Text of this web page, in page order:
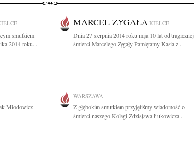
smutkiem
2014 roku...
MARCEL ZYGAŁA KIELCE
Dnia 27 sierpnia 2014 roku mija 10 lat od tragicznej
śmierci Marcelego Zygały Pamiętamy Kasia z...
Miodowicz
WARSZAWA
Z głębokim smutkiem przyjęliśmy wiadomość o
śmierci naszego Kolegi Zdzisława Łukowicza...